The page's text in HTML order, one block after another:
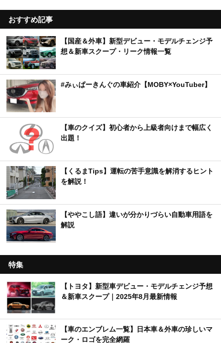
おすすめ記事
【国産＆外車】新型デビュー・モデルチェンジ予
想＆新車スクープ・リーク情報一覧
#みぃぱーきんぐの車紹介【MOBY×YouTuber】
【車のクイズ】初心者から上級者向けまで幅広く
出題！
【くるまTips】運転の苦手意識を解消するヒント
を解説！
【ややこし語】違いが分かりづらい自動車用語を
解説
特集
【トヨタ】新型車デビュー・モデルチェンジ予想
＆新車スクープ｜2025年8月最新情報
【車のエンブレム一覧】日本車＆外車の珍しいマ
ーク・ロゴを完全網羅